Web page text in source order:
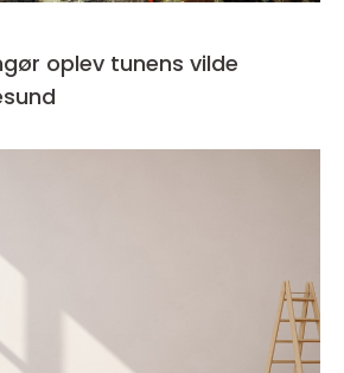
vilde